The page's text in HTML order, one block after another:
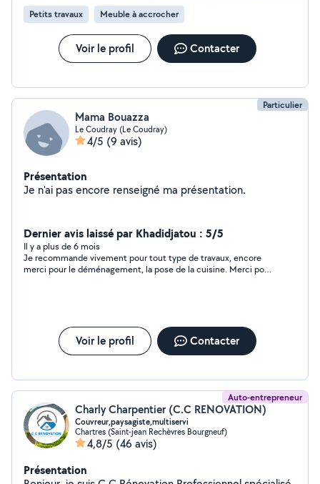
Petits travaux Meuble à accrocher
Voir le profil Contacter
Particulier
Mama Bouazza
Le Coudray (Le Coudray)
4/5 (9 avis)
Présentation
Je n'ai pas encore renseigné ma présentation.
Dernier avis laissé par Khadidjatou : 5/5
Il y a plus de 6 mois
Je recommande vivement pour tout type de travaux, encore
merci pour le déménagement, la pose de la cuisine. Merci pour
clients, vous pouvez le solliciter les yeux fermés.
Voir le profil Contacter
Auto-entrepreneur
Charly Charpentier (C.C RENOVATION)
Couvreur,paysagiste,multiservi
Chartres (Saint-jean Rechèvres Bourgneuf)
4,8/5 (46 avis)
Présentation